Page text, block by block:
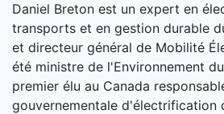
Daniel Breton est un expert en
transports et en gestion durable
et directeur général de Mobilité
été ministre de l'Environnement
premier élu au Canada
gouvernementale d'électrification